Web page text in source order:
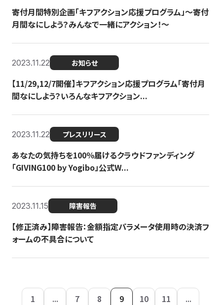
寄付月間特別企画「キフアクション応援プログラム」〜寄付
月間なにしよう？みんなで一緒にアクション！〜
2023.11.22 お知らせ
【11/29,12/7開催】キフアクション応援プログラム「寄付月
間なにしよう？いろんなキフアクション...
2023.11.22 プレスリリース
あなたの気持ちを100％届けるクラウドファンディング
「GIVING100 by Yogibo」公式W...
2023.11.15 障害報告
【修正済み】障害報告：金額指定パラメータ使用時の決済フ
ォームの不具合について
1 ... 7 8 9 10 11
...